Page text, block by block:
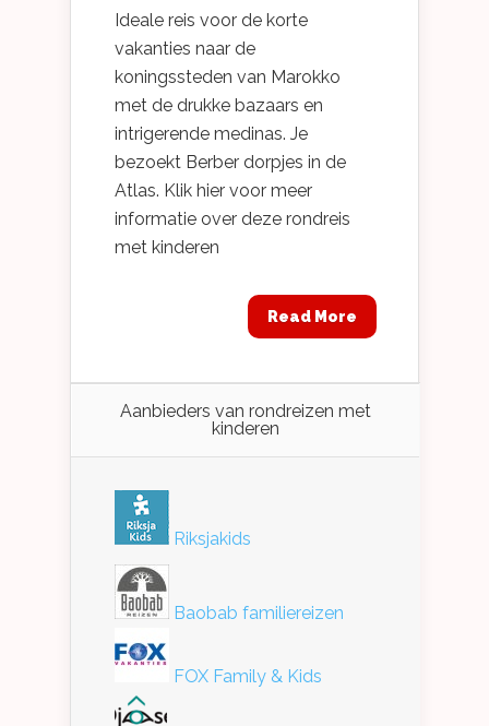
Ideale reis voor de korte
vakanties naar de
koningssteden van Marokko
met de drukke bazaars en
intrigerende medinas. Je
bezoekt Berber dorpjes in de
Atlas. Klik hier voor meer
informatie over deze rondreis
met kinderen
Read More
Aanbieders van rondreizen met
kinderen
Riksjakids
Baobab familiereizen
FOX Family & Kids